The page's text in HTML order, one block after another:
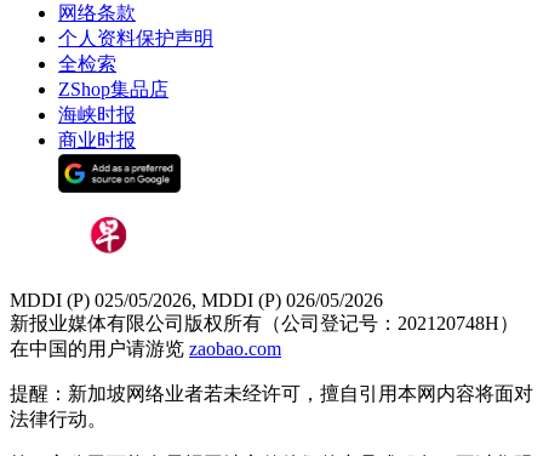
网络条款
个人资料保护声明
全检索
ZShop集品店
海峡时报
商业时报
MDDI (P) 025/05/2026, MDDI (P) 026/05/2026
新报业媒体有限公司版权所有（公司登记号：202120748H）
在中国的用户请游览 zaobao.com
提醒：新加坡网络业者若未经许可，擅自引用本网内容将面对
法律行动。